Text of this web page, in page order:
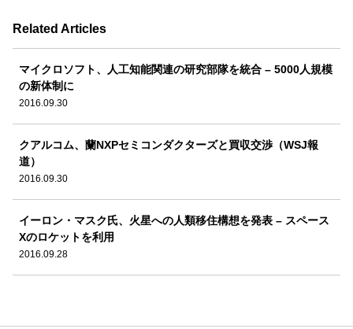
Related Articles
マイクロソフト、人工知能関連の研究部隊を統合 – 5000人規模
の新体制に
2016.09.30
クアルコム、蘭NXPセミコンダクターズと買収交渉（WSJ報
道）
2016.09.30
イーロン・マスク氏、火星への人類移住構想を発表 – スペース
Xのロケットを利用
2016.09.28